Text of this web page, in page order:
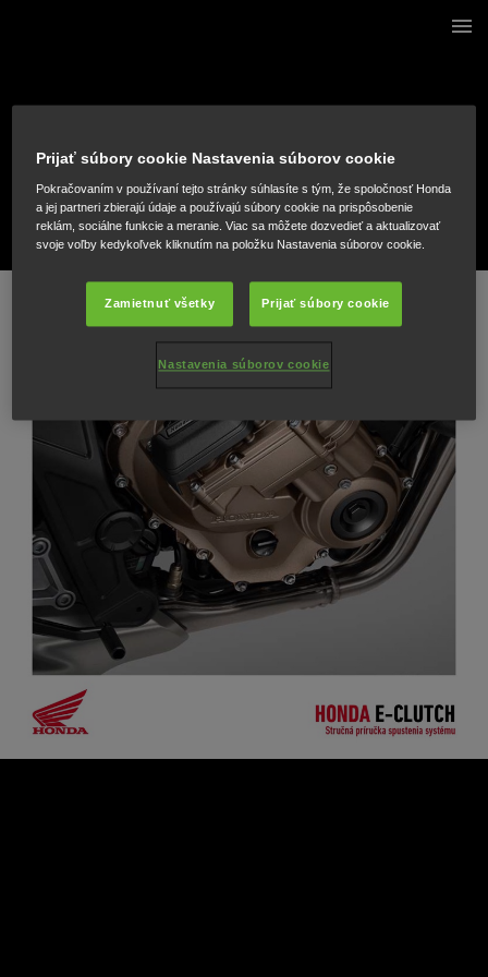
Prijať súbory cookie Nastavenia súborov cookie
Pokračovaním v používaní tejto stránky súhlasíte s tým, že spoločnosť Honda
a jej partneri zbierajú údaje a používajú súbory cookie na prispôsobenie
reklám, sociálne funkcie a meranie. Viac sa môžete dozvedieť a aktualizovať
svoje voľby kedykoľvek kliknutím na položku Nastavenia súborov cookie.
Zamietnuť všetky Prijať súbory cookie
Nastavenia súborov cookie